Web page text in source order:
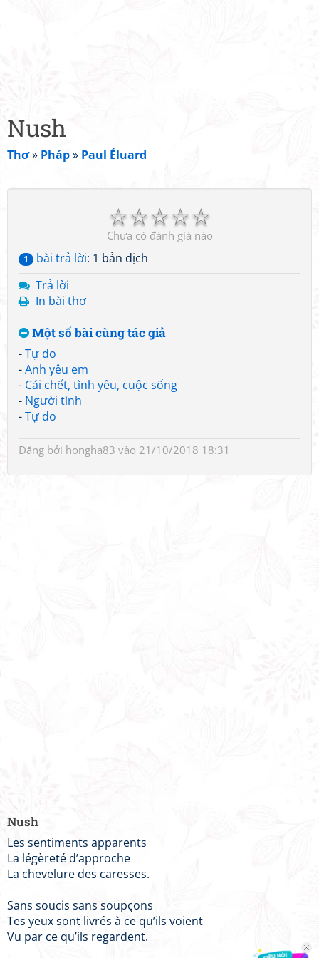
Nush
Thơ» Pháp» Paul Éluard
☆
☆
☆
☆
☆
Chưa có đánh giá nào
1 bài trả lời: 1 bản dịch
Trả lời
In bài thơ
Một số bài cùng tác giả
-Tự do
-Anh yêu em
- Cái chết, tình yêu, cuộc sống
- Người tình
-Tự do
Đăng bởi hongha83 vào 21/10/2018 18:31
Nush
Les sentiments apparents
La légèreté d’approche
La chevelure des caresses.
Sans soucis sans soupçons
Tes yeux sont livrés à ce qu’ils voient
Vu par ce qu’ils regardent.